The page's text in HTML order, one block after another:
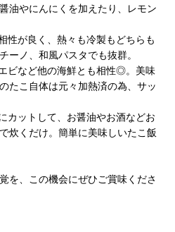
油やにんにくを加えたり、レモン
が良く、熱々も冷製もどちらも
ーノ、和風パスタでも抜群。
など他の海鮮とも相性◎。美味
たこ自体は元々加熱済の為、サッ
ットして、お醤油やお酒などお
炊くだけ。簡単に美味しいたこ飯
を、この機会にぜひご賞味くださ